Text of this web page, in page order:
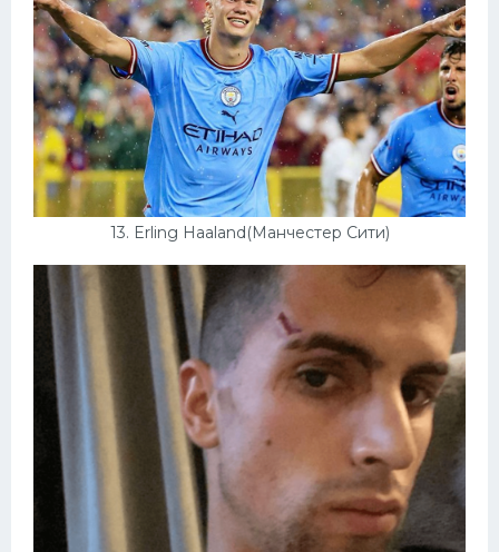
13. Erling Haaland(Манчестер Сити)